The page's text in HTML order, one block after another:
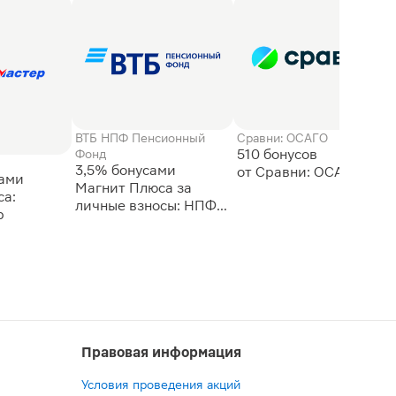
ВТБ НПФ Пенсионный
Фонд
3,5% бонусами
Магнит Плюса за
личные взносы: НПФ
Сравни: ОСАГО
510 бонусов
Правовая информация
Условия проведения акций